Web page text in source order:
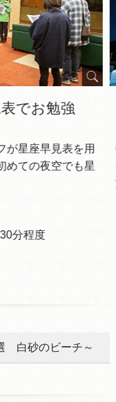
でお勉強
が星座早見表を用
めての夜空でも星
分程度
白砂のビーチ～